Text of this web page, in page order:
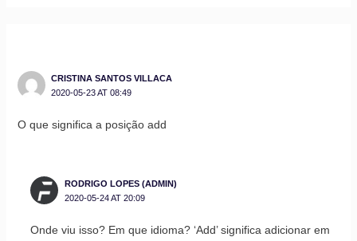
CRISTINA SANTOS VILLACA
2020-05-23 AT 08:49
O que significa a posição add
RODRIGO LOPES (ADMIN)
2020-05-24 AT 20:09
Onde viu isso? Em que idioma? ‘Add’ significa adicionar em